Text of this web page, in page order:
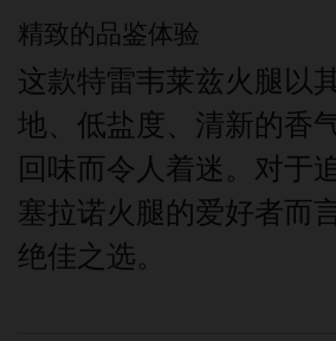
精致的品鉴体验
这款特雷韦莱兹火腿以
地、低盐度、清新的香
回味而令人着迷。对于
塞拉诺火腿的爱好者而
绝佳之选。